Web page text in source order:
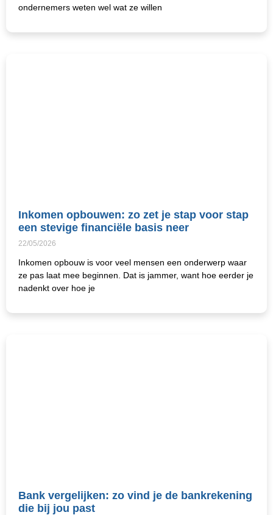
ondernemers weten wel wat ze willen
Inkomen opbouwen: zo zet je stap voor stap
een stevige financiële basis neer
22/05/2026
Inkomen opbouw is voor veel mensen een onderwerp waar
ze pas laat mee beginnen. Dat is jammer, want hoe eerder je
nadenkt over hoe je
Bank vergelijken: zo vind je de bankrekening
die bij jou past